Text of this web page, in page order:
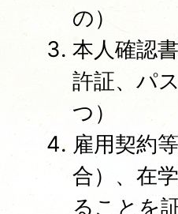
の）
本人確認
許証、パ
つ）
雇用契約
合）、在
ることを